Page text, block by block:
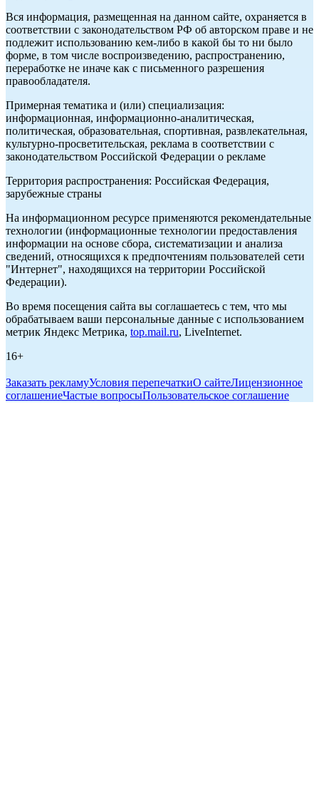
Вся информация, размещенная на данном сайте, охраняется в
соответствии с законодательством РФ об авторском праве и не
подлежит использованию кем-либо в какой бы то ни было
форме, в том числе воспроизведению, распространению,
переработке не иначе как с письменного разрешения
правообладателя.
Примерная тематика и (или) специализация:
информационная, информационно-аналитическая,
политическая, образовательная, спортивная, развлекательная,
культурно-просветительская, реклама в соответствии с
законодательством Российской Федерации о рекламе
Территория распространения: Российская Федерация,
зарубежные страны
На информационном ресурсе применяются рекомендательные
технологии (информационные технологии предоставления
информации на основе сбора, систематизации и анализа
сведений, относящихся к предпочтениям пользователей сети
"Интернет", находящихся на территории Российской
Федерации).
Во время посещения сайта вы соглашаетесь с тем, что мы
обрабатываем ваши персональные данные с использованием
метрик Яндекс Метрика, top.mail.ru, LiveInternet.
16+
Заказать рекламуУсловия перепечаткиО сайтеЛицензионное
соглашениеЧастые вопросыПользовательское соглашение